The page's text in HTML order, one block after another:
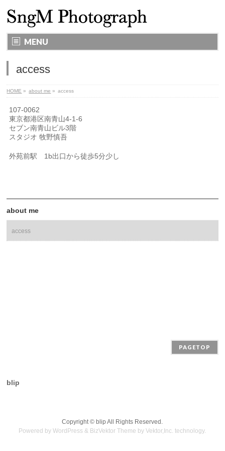
MENU
access
HOME » about me » access
107-0062
東京都港区南青山4-1-6
セブン南青山ビル3階
スタジオ 牧野慎吾
外苑前駅 1b出口から徒歩5分少し
about me
access
PAGETOP
blip
Copyright © blip All Rights Reserved.
Powered byWordPress & BizVektor Theme byVektor,Inc. technology.